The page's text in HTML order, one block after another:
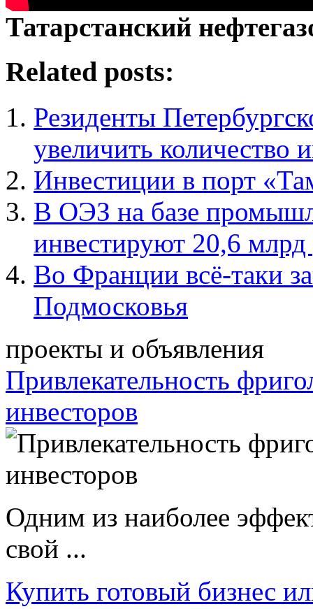
Татарстанский
Related posts:
Резиденты
увеличить количество
Инвестиции в порт
В ОЭЗ на базе
инвестируют 20,6 млрд
Во Франции всё-таки
Подмосковья
проекты и объявления
Привлекательность
инвесторов
Одним из наиболее
свой ...
Купить готовый бизнес